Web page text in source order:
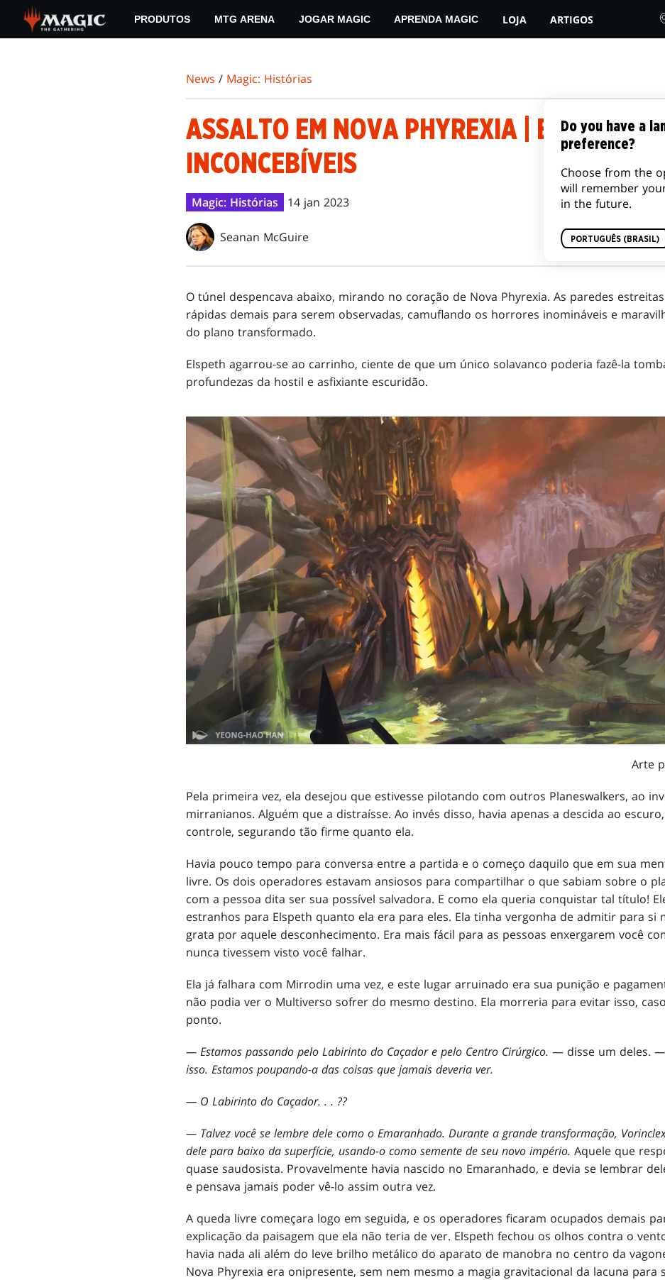
main
PRODUTOS MTG ARENA JOGAR MAGIC APRENDA MAGIC LOJA ARTIGOS
News / Magic: Histórias
ASSALTO EM NOVA PHYREXIA | EPISÓDIO 3:
INCONCEBÍVEIS
Magic: Histórias 14 jan 2023
Seanan McGuire
O túnel despencava abaixo, mirando no coração de Nova Phyrexia. As paredes
rápidas demais para serem observadas, camuflando os horrores inomináveis e
do plano transformado.
Elspeth agarrou-se ao carrinho, ciente de que um único solavanco poderia fazê-la
profundezas da hostil e asfixiante escuridão.
Arte
Pela primeira vez, ela desejou que estivesse pilotando com outros Planeswalkers, ao
mirranianos. Alguém que a distraísse. Ao invés disso, havia apenas a descida ao
controle, segurando tão firme quanto ela.
Havia pouco tempo para conversa entre a partida e o começo daquilo que em sua
livre. Os dois operadores estavam ansiosos para compartilhar o que sabiam sobre o
com a pessoa dita ser sua possível salvadora. E como ela queria conquistar tal título!
estranhos para Elspeth quanto ela era para eles. Ela tinha vergonha de admitir para si
grata por aquele desconhecimento. Era mais fácil para as pessoas enxergarem você
nunca tivessem visto você falhar.
Ela já falhara com Mirrodin uma vez, e este lugar arruinado era sua punição e
não podia ver o Multiverso sofrer do mesmo destino. Ela morreria para evitar isso,
ponto.
— Estamos passando pelo Labirinto do Caçador e pelo Centro Cirúrgico. — disse um deles. —
isso. Estamos poupando-a das coisas que jamais deveria ver.
— O Labirinto do Caçador. . . ??
— Talvez você se lembre dele como o Emaranhado. Durante a grande transformação,
dele para baixo da superfície, usando-o como semente de seu novo império. Aquele que
quase saudosista. Provavelmente havia nascido no Emaranhado, e devia se lembrar
e pensava jamais poder vê-lo assim outra vez.
A queda livre começara logo em seguida, e os operadores ficaram ocupados demais
explicação da paisagem que ela não teria de ver. Elspeth fechou os olhos contra o
havia nada ali além do leve brilho metálico do aparato de manobra no centro da
Nova Phyrexia era onipresente, sem nem mesmo a magia gravitacional da lacuna para
Do you have a
preference?
Choose from the
will remember
in the future.
PORTUGUÊS (BRASIL)